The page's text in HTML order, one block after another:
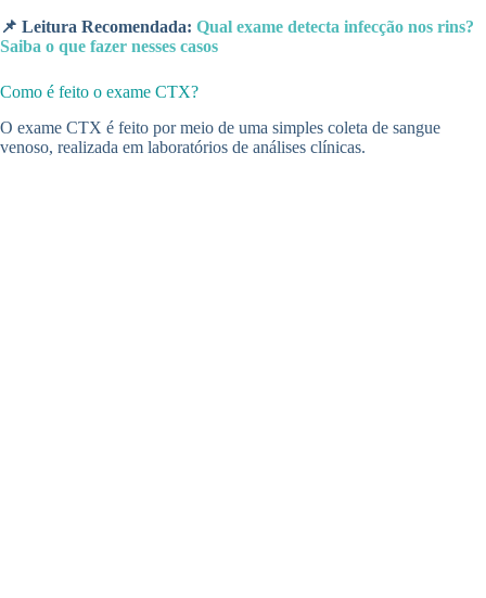
📌 Leitura Recomendada: Qual exame detecta infecção nos rins?
Saiba o que fazer nesses casos
Como é feito o exame CTX?
O exame CTX é feito por meio de uma simples coleta de sangue
venoso, realizada em laboratórios de análises clínicas.